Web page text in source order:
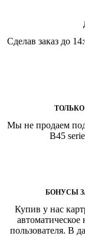
Сделав заказ до
Мы не продаем
B45
БОНУСЫ
Купив у нас
пользователя. В